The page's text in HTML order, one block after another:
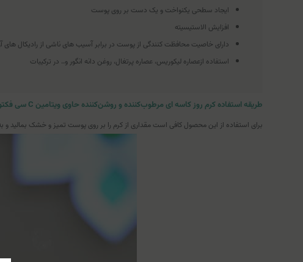
ایجاد سطحی یکنواخت و یک دست بر روی پوست
افزایش الاستیسیته
دارای خاصیت محافظت کنندگی از پوست در برابر آسیب های ناشی از رادیکال
استفاده ازعصاره لیکوریس، عصاره پرتغال، روغن دانه انگور و.. در ترکیبات
طریقه استفاده کرم روز کاسه ای مرطوب‌کننده و روشن‌کننده حاوی ویتامین C سی فکتور آردن (SPF15)
برای استفاده از این محصول کافی است مقداری از کرم را بر روی پوست تمیز و خشک بمالید